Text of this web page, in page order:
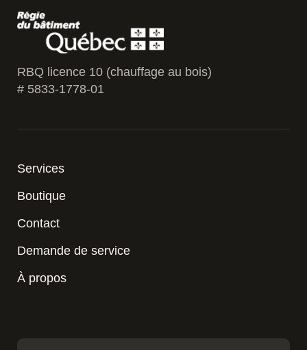
RBQ licence 10 (chauffage au bois)
# 5833-1778-01
Services
Boutique
Contact
Demande de service
À propos